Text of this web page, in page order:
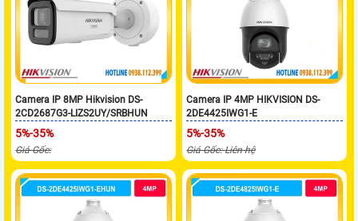
Camera IP 8MP Hikvision DS-
2CD2687G3-LIZS2UY/SRBHUN
5%-35%
Giá Gốc:
Camera IP 4MP HIKVISION DS-
2DE4425IWG1-E
5%-35%
Giá Gốc: Liên hệ